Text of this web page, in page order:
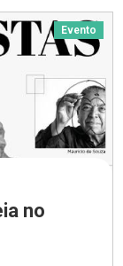
Evento
no